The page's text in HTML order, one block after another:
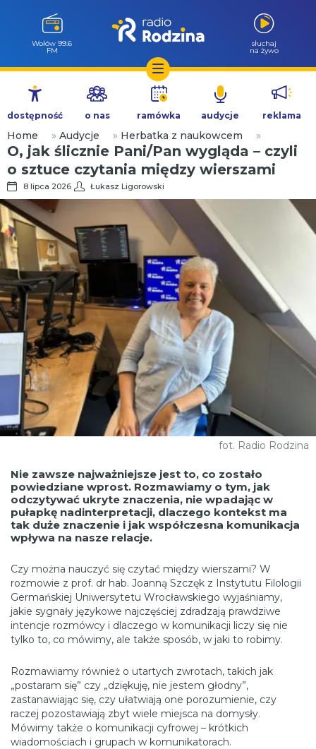
Przejdź
treści
Wołów 99.6
FM
słuchaj
na żywo
dostępność o nas ramówka audycje reklama
Home » Audycje » Herbatka z naukowcem »
O, jak ślicznie Pani/Pan wygląda – czyli
o sztuce czytania między wierszami
8 lipca 2026 Łukasz Ligorowski
fot. Radio Rodzina
Nie zawsze najważniejsze jest to, co zostało
powiedziane wprost. Rozmawiamy o tym, jak
odczytywać ukryte znaczenia, nie wpadając w
pułapkę nadinterpretacji, dlaczego kontekst ma
tak duże znaczenie i jak współczesna komunikacja
wpływa na nasze relacje.
Czy można nauczyć się czytać między wierszami? W
rozmowie z prof. dr hab. Joanną Szczęk z Instytutu Filologii
Germańskiej Uniwersytetu Wrocławskiego wyjaśniamy,
jakie sygnały językowe najczęściej zdradzają prawdziwe
intencje rozmówcy i dlaczego w komunikacji liczy się nie
tylko to, co mówimy, ale także sposób, w jaki to robimy.
Rozmawiamy również o utartych zwrotach, takich jak
„postaram się” czy „dziękuję, nie jestem głodny”,
zastanawiając się, czy ułatwiają one porozumienie, czy
raczej pozostawiają zbyt wiele miejsca na domysły.
Mówimy także o komunikacji cyfrowej – krótkich
wiadomościach i grupach w komunikatorach.